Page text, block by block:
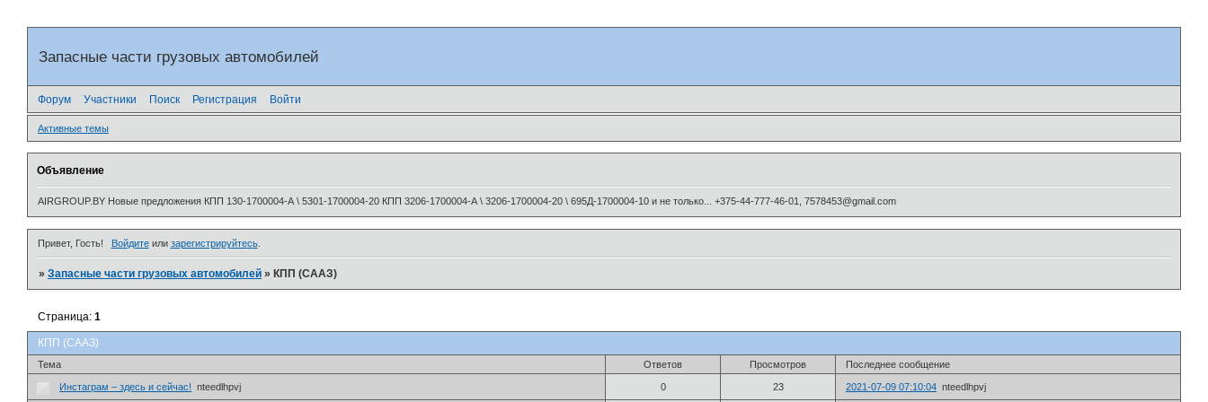
Запасные части грузовых автомобилей
Форум Участники Поиск Регистрация Войти
Активные темы
Объявление
AIRGROUP.BY Новые предложения КПП 130-1700004-А \ 5301-1700004-20 КПП 3206-1700004-А \ 3206-1700004-20 \ 695Д-1700004-10 и не только... +375-44-777-46-01, 7578453@gmail.com
Привет, Гость! Войдитеили зарегистрируйтесь.
»Запасные части грузовых автомобилей » КПП (СААЗ)
КПП (СААЗ)
Страница:1
Тема Ответов Просмотров Последнее сообщение
Инстаграм – здесь и сейчас! nteedlhpvj 0 23 2021-07-09 07:10:04 nteedlhpvj